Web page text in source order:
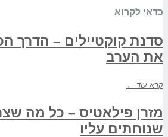
כדאי לקרוא
סדנת קוקטיילים – הדרך
את הערב
קרא עוד ←
מזרן פילאטיס – כל מה
שנוחתים עליו